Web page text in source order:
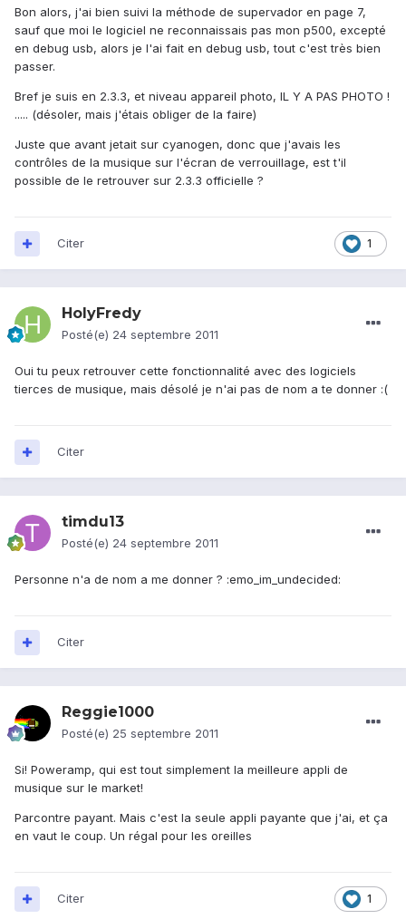
Bon alors, j'ai bien suivi la méthode de supervador en page 7,
sauf que moi le logiciel ne reconnaissais pas mon p500, excepté
en debug usb, alors je l'ai fait en debug usb, tout c'est très bien
passer.
Bref je suis en 2.3.3, et niveau appareil photo, IL Y A PAS PHOTO !
..... (désoler, mais j'étais obliger de la faire)
Juste que avant jetait sur cyanogen, donc que j'avais les
contrôles de la musique sur l'écran de verrouillage, est t'il
possible de le retrouver sur 2.3.3 officielle ?
1
Citer
HolyFredy
Posté(e) 24 septembre 2011
Oui tu peux retrouver cette fonctionnalité avec des logiciels
tierces de musique, mais désolé je n'ai pas de nom a te donner :(
Citer
timdu13
Posté(e) 24 septembre 2011
Personne n'a de nom a me donner ? :emo_im_undecided:
Citer
Reggie1000
Posté(e) 25 septembre 2011
Si! Poweramp, qui est tout simplement la meilleure appli de
musique sur le market!
Parcontre payant. Mais c'est la seule appli payante que j'ai, et ça
en vaut le coup. Un régal pour les oreilles
1
Citer